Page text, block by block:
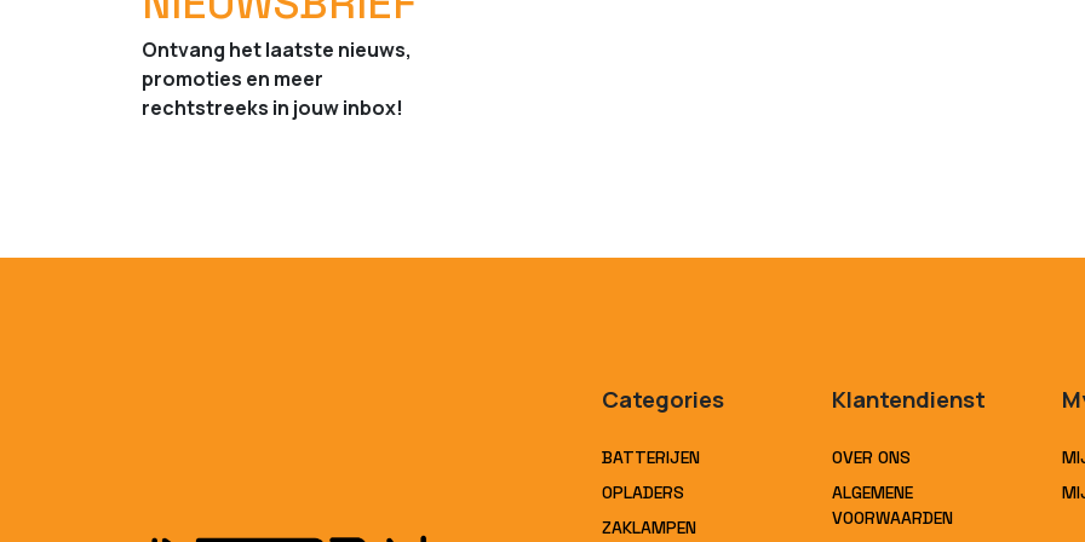
Ontvang het laatste nieuws,
promoties en meer
rechtstreeks in jouw inbox!
Categories
BATTERIJEN
OPLADERS
ZAKLAMPEN
Klantendienst
OVER ONS
ALGEMENE
VOORWAARDEN